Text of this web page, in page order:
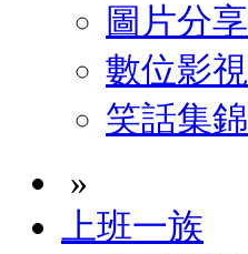
圖片分享
數位影視
笑話集錦
»
上班一族